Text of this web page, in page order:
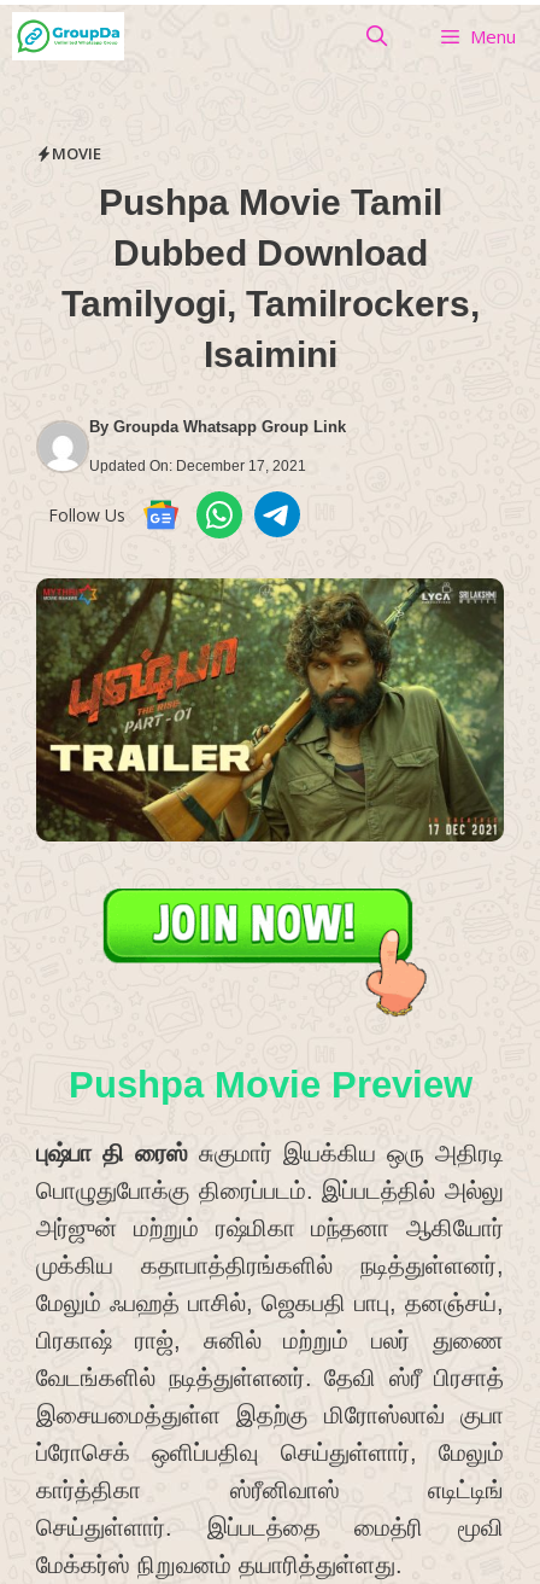
Skip
to
Menu
MOVIE
Pushpa Movie Tamil
Dubbed Download
Tamilyogi, Tamilrockers,
Isaimini
By Groupda Whatsapp Group Link
Updated On: December 17, 2021
Follow Us
Pushpa Movie Preview
புஷ்பா தி ரைஸ் சுகுமார் இயக்கிய ஒரு அதிரடி
பொழுதுபோக்கு திரைப்படம். இப்படத்தில் அல்லு
அர்ஜுன் மற்றும் ரஷ்மிகா மந்தனா ஆகியோர்
முக்கிய கதாபாத்திரங்களில் நடித்துள்ளனர்,
மேலும் ஃபஹத் பாசில், ஜெகபதி பாபு, தனஞ்சய்,
பிரகாஷ் ராஜ், சுனில் மற்றும் பலர் துணை
வேடங்களில் நடித்துள்ளனர். தேவி ஸ்ரீ பிரசாத்
இசையமைத்துள்ள இதற்கு மிரோஸ்லாவ் குபா
ப்ரோசெக் ஒளிப்பதிவு செய்துள்ளார், மேலும்
கார்த்திகா ஸ்ரீனிவாஸ் எடிட்டிங்
செய்துள்ளார். இப்படத்தை மைத்ரி மூவி
மேக்கர்ஸ் நிறுவனம் தயாரித்துள்ளது.